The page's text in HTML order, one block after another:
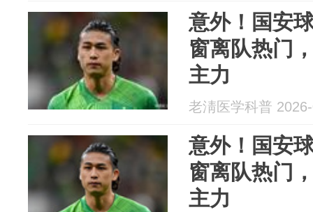
意外！国安
窗离队热门
主力
老淸医学科普
意外！国安
窗离队热门
主力